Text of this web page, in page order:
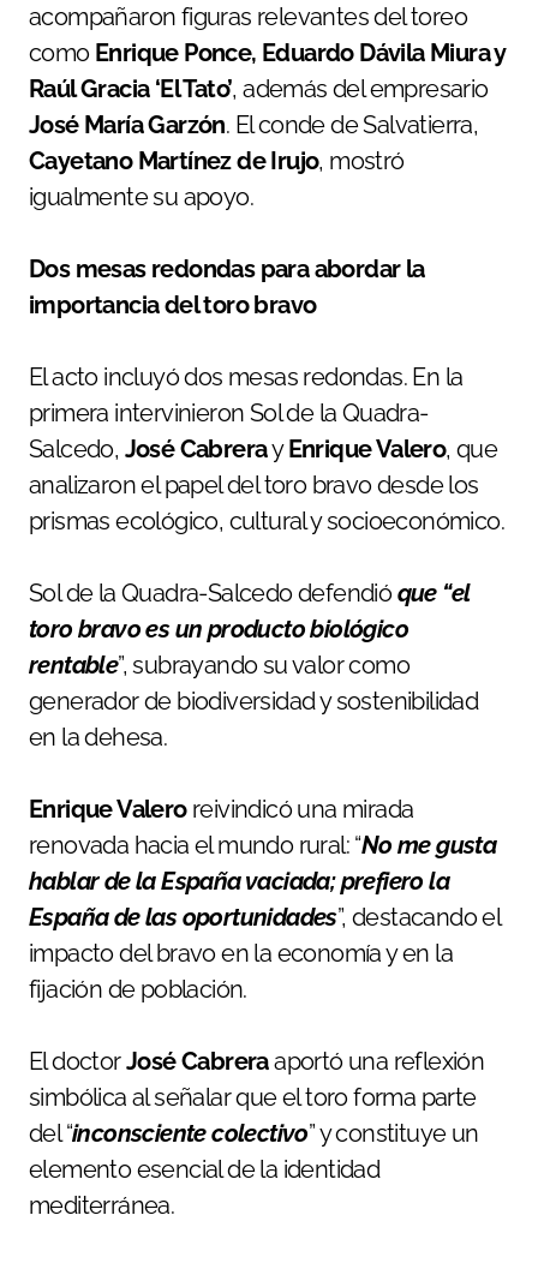
acompañaron figuras relevantes del toreo
como Enrique Ponce, Eduardo Dávila Miura y
Raúl Gracia ‘El Tato’, además del empresario
José María Garzón. El conde de Salvatierra,
Cayetano Martínez de Irujo, mostró
igualmente su apoyo.
Dos mesas redondas para abordar la
importancia del toro bravo
El acto incluyó dos mesas redondas. En la
primera intervinieron Sol de la Quadra-
Salcedo, José CabrerayEnrique Valero, que
analizaron el papel del toro bravo desde los
prismas ecológico, cultural y socioeconómico.
Sol de la Quadra-Salcedo defendióque “el
toro bravo es un producto biológico
rentable”, subrayando su valor como
generador de biodiversidad y sostenibilidad
en la dehesa.
Enrique Valeroreivindicó una mirada
renovada hacia el mundo rural: “No me gusta
hablar de la España vaciada; prefiero la
España de las oportunidades”, destacando el
impacto del bravo en la economía y en la
fijación de población.
El doctorJosé Cabreraaportó una reflexión
simbólica al señalar que el toro forma parte
del “inconsciente colectivo” y constituye un
elemento esencial de la identidad
mediterránea.